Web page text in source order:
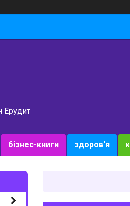
Ерудит
бізнес-книги здоров'я